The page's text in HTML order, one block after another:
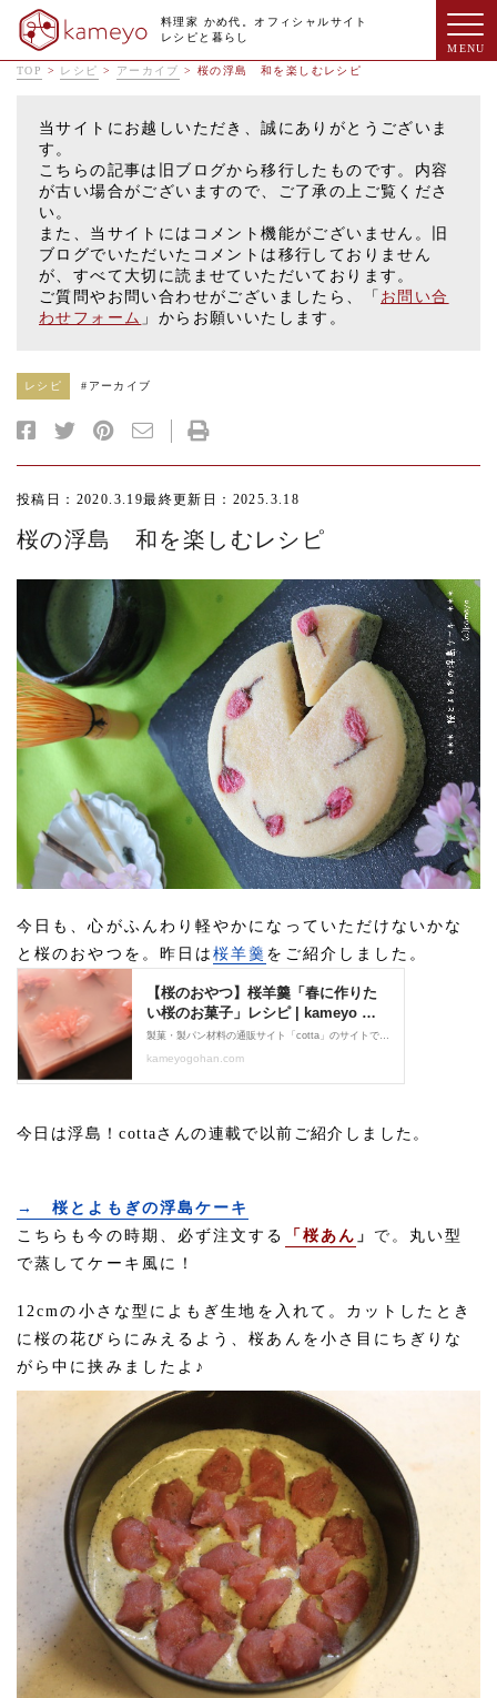
料理家 かめ代。オフィシャルサイト
レシピと暮らし
TOP > レシピ > アーカイブ >桜の浮島 和を楽しむレシピ
当サイトにお越しいただき、誠にありがとうございま
す。
こちらの記事は旧ブログから移行したものです。内容
が古い場合がございますので、ご了承の上ご覧くださ
い。
また、当サイトにはコメント機能がございません。旧
ブログでいただいたコメントは移行しておりません
が、すべて大切に読ませていただいております。
ご質問やお問い合わせがございましたら、「 お問い合
わせフォーム 」からお願いいたします。
レシピ # アーカイブ
投稿日：2020.3.19最終更新日：2025.3.18
桜の浮島 和を楽しむレシピ
今日も、心がふんわり軽やかになっていただけないかな
と桜のおやつを。昨日は桜羊羹 をご紹介しました。
今日は浮島！cottaさんの連載で以前ご紹介しました。
→ 桜とよもぎの浮島ケーキ
こちらも今の時期、必ず注文する
「桜あん 」 で。 丸い型
で蒸してケーキ風に！
12cmの小さな型によもぎ生地を入れて。カットしたとき
に桜の花びらにみえるよう、桜あんを小さ目にちぎりな
がら中に挟みましたよ♪